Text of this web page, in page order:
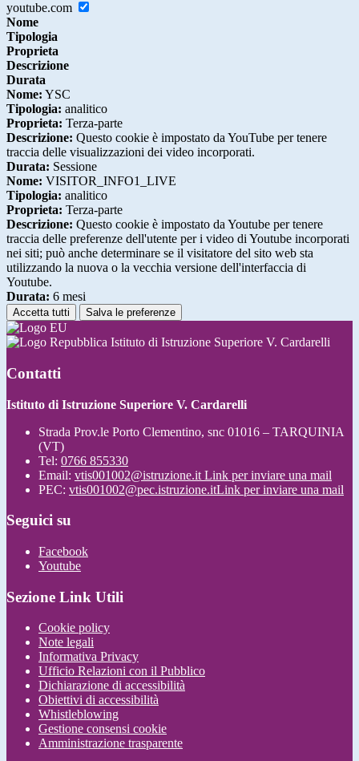
youtube.com
Nome
Tipologia
Proprieta
Descrizione
Durata
Nome: YSC
Tipologia: analitico
Proprieta: Terza-parte
Descrizione: Questo cookie è impostato da YouTube per tenere
traccia delle visualizzazioni dei video incorporati.
Durata: Sessione
Nome: VISITOR_INFO1_LIVE
Tipologia: analitico
Proprieta: Terza-parte
Descrizione: Questo cookie è impostato da Youtube per tenere
traccia delle preferenze dell'utente per i video di Youtube incorporati
nei siti; può anche determinare se il visitatore del sito web sta
utilizzando la nuova o la vecchia versione dell'interfaccia di
Youtube.
Durata: 6 mesi
Accetta tutti Salva le preferenze
Istituto di Istruzione Superiore V. Cardarelli
Contatti
Istituto di Istruzione Superiore V. Cardarelli
Strada Prov.le Porto Clementino, snc 01016 – TARQUINIA
(VT)
Tel: 0766 855330
Email: vtis001002@istruzione.it Link per inviare una mail
PEC: vtis001002@pec.istruzione.itLink per inviare una mail
Seguici su
Facebook
Youtube
Sezione Link Utili
Cookie policy
Note legali
Informativa Privacy
Ufficio Relazioni con il Pubblico
Dichiarazione di accessibilità
Obiettivi di accessibilità
Whistleblowing
Gestione consensi cookie
Amministrazione trasparente